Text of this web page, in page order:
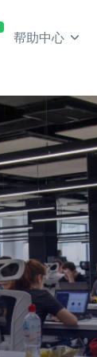
帮助中心